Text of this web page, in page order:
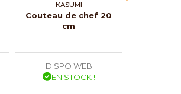
KASUMI
Couteau de chef 20
cm
DISPO WEB
EN STOCK !